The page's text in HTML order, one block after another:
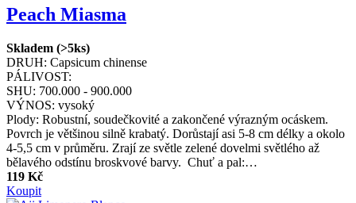
Peach Miasma
Skladem (>5ks)
DRUH: Capsicum chinense
PÁLIVOST:
SHU: 700.000 - 900.000
VÝNOS: vysoký
Plody: Robustní, soudečkovité a zakončené výrazným ocáskem.
Povrch je většinou silně krabatý. Dorůstají asi 5-8 cm délky a okolo
4-5,5 cm v průměru. Zrají ze světle zelené dovelmi světlého až
bělavého odstínu broskvové barvy. Chuť a pal:…
119 Kč
Koupit